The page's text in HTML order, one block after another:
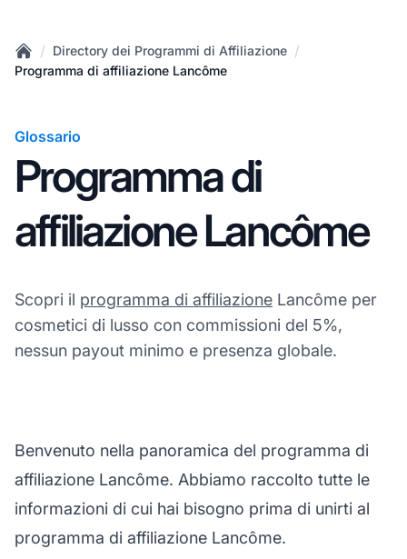
Home
/ Directory dei Programmi di Affiliazione /
Programma di affiliazione Lancôme
Glossario
Programma di
affiliazione Lancôme
Scopri il programma di affiliazione Lancôme per
cosmetici di lusso con commissioni del 5%,
nessun payout minimo e presenza globale.
Benvenuto nella panoramica del programma di
affiliazione Lancôme. Abbiamo raccolto tutte le
informazioni di cui hai bisogno prima di unirti al
programma di affiliazione Lancôme.